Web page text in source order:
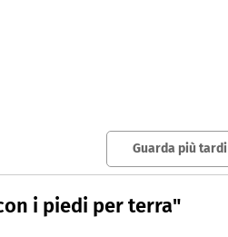
Guarda più tardi
i piedi per terra"